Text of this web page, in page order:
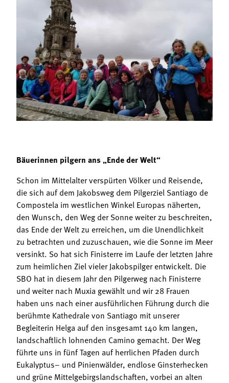
Mitgliedschaft
Landessekretariat
Bäuerliche Buffets
Hofgeschichten
Bäuerinnen pilgern ans „Ende der Welt“
Schon im Mittelalter verspürten Völker und Reisende,
die sich auf dem Jakobsweg dem Pilgerziel Santiago de
Compostela im westlichen Winkel Europas näherten,
den Wunsch, den Weg der Sonne weiter zu beschreiten,
das Ende der Welt zu erreichen, um die Unendlichkeit
zu betrachten und zuzuschauen, wie die Sonne im Meer
versinkt. So hat sich Finisterre im Laufe der letzten Jahre
zum heimlichen Ziel vieler Jakobspilger entwickelt. Die
SBO hat in diesem Jahr den Pilgerweg nach Finisterre
und weiter nach Muxia gewählt und wir 28 Frauen
haben uns nach einer ausführlichen Führung durch die
berühmte Kathedrale von Santiago mit unserer
Begleiterin Helga auf den insgesamt 140 km langen,
landschaftlich lohnenden Camino gemacht. Der Weg
führte uns in fünf Tagen auf herrlichen Pfaden durch
Eukalyptus– und Pinienwälder, endlose Ginsterhecken
und grüne Mittelgebirgslandschaften, vorbei an alten